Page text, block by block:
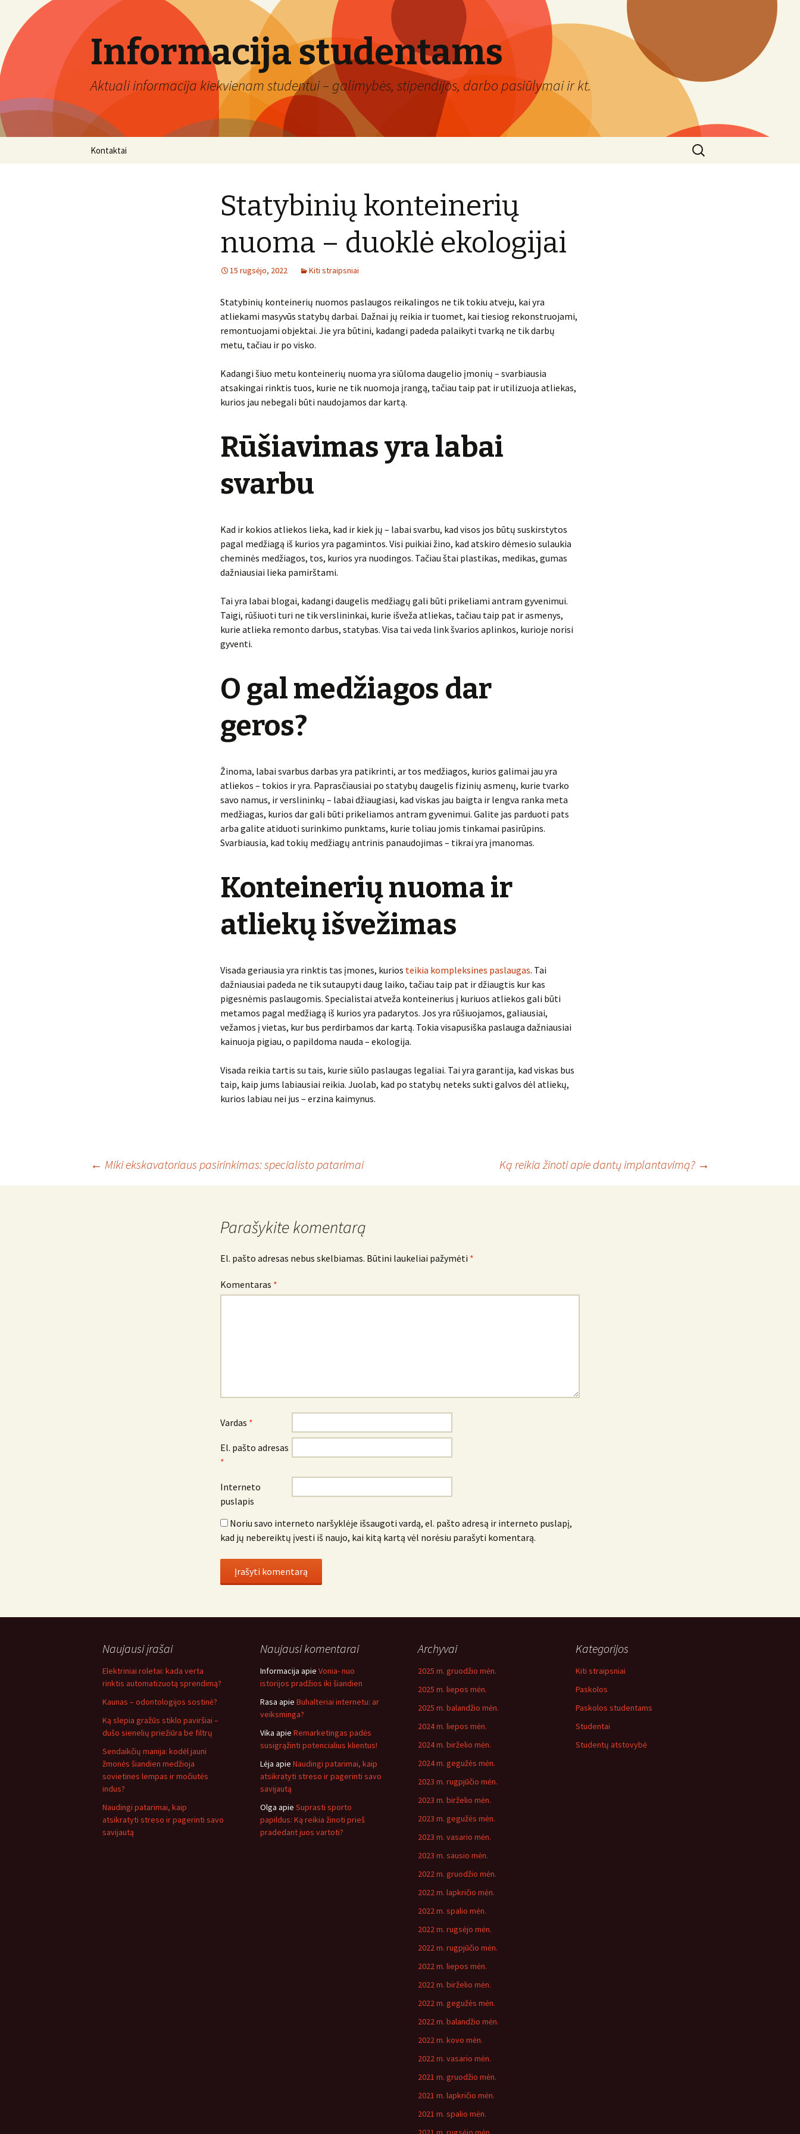
Informacija studentams
Aktuali informacija kiekvienam studentui – galimybės, stipendijos, darbo pasiūlymai ir kt.
Kontaktai
Ieškoti:
Statybinių konteinerių
nuoma – duoklė ekologijai
15 rugsėjo, 2022 Kiti straipsniai
Statybinių konteinerių nuomos paslaugos reikalingos ne tik tokiu atveju, kai yra
atliekami masyvūs statybų darbai. Dažnai jų reikia ir tuomet, kai tiesiog rekonstruojami,
remontuojami objektai. Jie yra būtini, kadangi padeda palaikyti tvarką ne tik darbų
metu, tačiau ir po visko.
Kadangi šiuo metu konteinerių nuoma yra siūloma daugelio įmonių – svarbiausia
atsakingai rinktis tuos, kurie ne tik nuomoja įrangą, tačiau taip pat ir utilizuoja atliekas,
kurios jau nebegali būti naudojamos dar kartą.
Rūšiavimas yra labai
svarbu
Kad ir kokios atliekos lieka, kad ir kiek jų – labai svarbu, kad visos jos būtų suskirstytos
pagal medžiagą iš kurios yra pagamintos. Visi puikiai žino, kad atskiro dėmesio sulaukia
cheminės medžiagos, tos, kurios yra nuodingos. Tačiau štai plastikas, medikas, gumas
dažniausiai lieka pamirštami.
Tai yra labai blogai, kadangi daugelis medžiagų gali būti prikeliami antram gyvenimui.
Taigi, rūšiuoti turi ne tik verslininkai, kurie išveža atliekas, tačiau taip pat ir asmenys,
kurie atlieka remonto darbus, statybas. Visa tai veda link švarios aplinkos, kurioje norisi
gyventi.
O gal medžiagos dar
geros?
Žinoma, labai svarbus darbas yra patikrinti, ar tos medžiagos, kurios galimai jau yra
atliekos – tokios ir yra. Paprasčiausiai po statybų daugelis fizinių asmenų, kurie tvarko
savo namus, ir verslininkų – labai džiaugiasi, kad viskas jau baigta ir lengva ranka meta
medžiagas, kurios dar gali būti prikeliamos antram gyvenimui. Galite jas parduoti pats
arba galite atiduoti surinkimo punktams, kurie toliau jomis tinkamai pasirūpins.
Svarbiausia, kad tokių medžiagų antrinis panaudojimas – tikrai yra įmanomas.
Konteinerių nuoma ir
atliekų išvežimas
Visada geriausia yra rinktis tas įmones, kurios teikia kompleksines paslaugas. Tai
dažniausiai padeda ne tik sutaupyti daug laiko, tačiau taip pat ir džiaugtis kur kas
pigesnėmis paslaugomis. Specialistai atveža konteinerius į kuriuos atliekos gali būti
metamos pagal medžiagą iš kurios yra padarytos. Jos yra rūšiuojamos, galiausiai,
vežamos į vietas, kur bus perdirbamos dar kartą. Tokia visapusiška paslauga dažniausiai
kainuoja pigiau, o papildoma nauda – ekologija.
Visada reikia tartis su tais, kurie siūlo paslaugas legaliai. Tai yra garantija, kad viskas bus
taip, kaip jums labiausiai reikia. Juolab, kad po statybų neteks sukti galvos dėl atliekų,
kurios labiau nei jus – erzina kaimynus.
← Miki ekskavatoriaus pasirinkimas: specialisto patarimai Ką reikia žinoti apie dantų implantavimą? →
Parašykite komentarą
El. pašto adresas nebus skelbiamas. Būtini laukeliai pažymėti *
Komentaras *
Vardas *
El. pašto adresas
*
Interneto
puslapis
Noriu savo interneto naršyklėje išsaugoti vardą, el. pašto adresą ir interneto puslapį,
kad jų nebereiktų įvesti iš naujo, kai kitą kartą vėl norėsiu parašyti komentarą.
Naujausi įrašai
Elektriniai roletai: kada verta
rinktis automatizuotą sprendimą?
Kaunas – odontologijos sostinė?
Ką slepia gražūs stiklo paviršiai –
dušo sienelių priežiūra be filtrų
Sendaikčių manija: kodėl jauni
žmonės šiandien medžioja
sovietines lempas ir močiutės
indus?
Naudingi patarimai, kaip
atsikratyti streso ir pagerinti savo
savijautą
Naujausi komentarai
Informacija apie Vonia- nuo
istorijos pradžios iki šiandien
Rasa apie Buhalteriai internetu: ar
veiksminga?
Vika apie Remarketingas padės
susigrąžinti potencialius klientus!
Lėja apie Naudingi patarimai, kaip
atsikratyti streso ir pagerinti savo
savijautą
Olga apie Suprasti sporto
papildus: Ką reikia žinoti prieš
pradedant juos vartoti?
Archyvai
2025 m. gruodžio mėn.
2025 m. liepos mėn.
2025 m. balandžio mėn.
2024 m. liepos mėn.
2024 m. birželio mėn.
2024 m. gegužės mėn.
2023 m. rugpjūčio mėn.
2023 m. birželio mėn.
2023 m. gegužės mėn.
2023 m. vasario mėn.
2023 m. sausio mėn.
2022 m. gruodžio mėn.
2022 m. lapkričio mėn.
2022 m. spalio mėn.
2022 m. rugsėjo mėn.
2022 m. rugpjūčio mėn.
2022 m. liepos mėn.
2022 m. birželio mėn.
2022 m. gegužės mėn.
2022 m. balandžio mėn.
2022 m. kovo mėn.
2022 m. vasario mėn.
2021 m. gruodžio mėn.
2021 m. lapkričio mėn.
2021 m. spalio mėn.
Kategorijos
Kiti straipsniai
Paskolos
Paskolos studentams
Studentai
Studentų atstovybė